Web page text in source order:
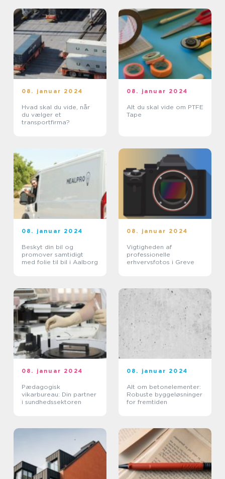
08. januar 2024
Hvad skal du vide, når
du vælger et
transportfirma?
08. januar 2024
Alt du skal vide om PTFE
Tape
08. januar 2024
Beskyt din bil og
promover samtidigt
med folie til bil i Aalborg
08. januar 2024
Vigtigheden af
professionelle
erhvervsfotos i Greve
08. januar 2024
Pædagogisk
vikarbureau: Din partner
i sundhedssektoren
08. januar 2024
Alt om betonelementer:
Robuste byggeløsninger
for fremtiden